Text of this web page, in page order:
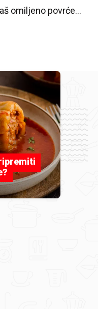
omiljeno povrće...